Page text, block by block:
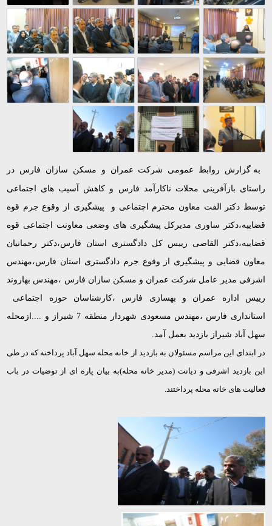
به گزارش روابط عمومی شرکت عمران و مسکن سازان فارس در
راستای بازآفرینی محلات ناکارآمد فارس و کاهش آسیب های اجتماعی
توسط دکتر الفت معاون محترم اچتماعی و پیشگیری از وقوع جرم قوه
قضاییه،دکتر ساوری مدیرکل پیشگیری های وضعی معاونت اجتماعی قوه
قضاییه،دکتر القاصی رییس کل دادگستری استان فارس،دکتر رحمانیان
معاون قضایی و پیشگیری از وقوع جرم دادگستری استان فارس،مهندس
اشرفی مدیر عامل شرکت عمران و مسکن سازان فارس ،مهندس بهاروند
رییس اداره عمران و بهسازی فارس ،کارشناسان حوزه اجتماعی
استانداری فارس ،مهندس مسعودی شهردار منطقه 7 شیراز و ....ازمحله
سهل آباد شیراز بازدید بعمل آمد.
در ابتدای این مراسم مسئولان به بازدید از خانه محله سهل آباد پرداخته که در طی
این بازدید اشرفی و دیانت (مدیر خانه محله)به بیان پاره ای از توضیات در باب
فعالیت های خانه محله پرداختند.